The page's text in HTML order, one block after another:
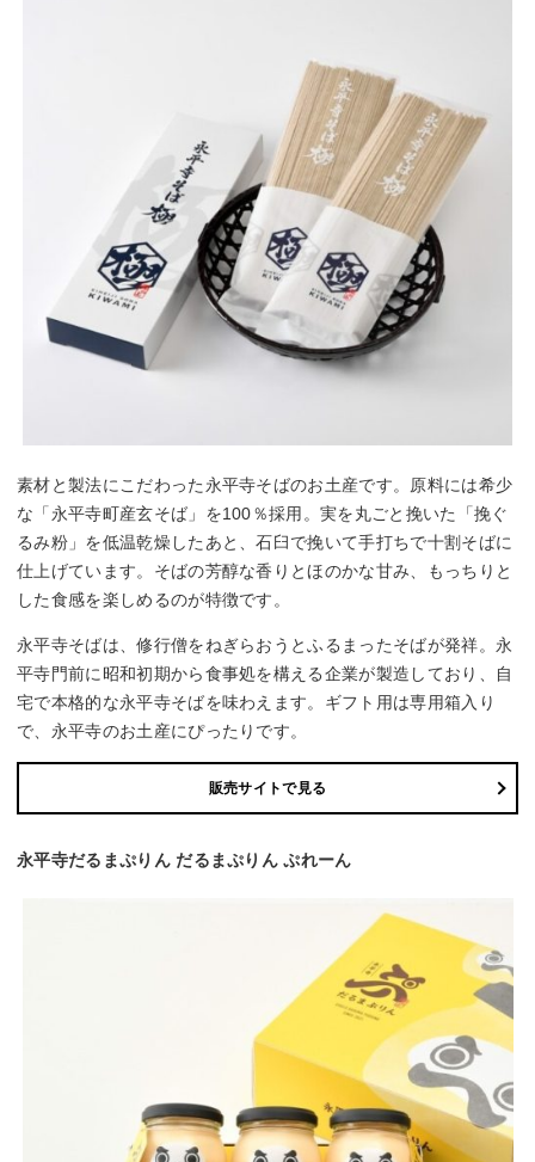
素材と製法にこだわった永平寺そばのお土産です。原料には希少
な「永平寺町産玄そば」を100％採用。実を丸ごと挽いた「挽ぐ
るみ粉」を低温乾燥したあと、石臼で挽いて手打ちで十割そばに
仕上げています。そばの芳醇な香りとほのかな甘み、もっちりと
した食感を楽しめるのが特徴です。
永平寺そばは、修行僧をねぎらおうとふるまったそばが発祥。永
平寺門前に昭和初期から食事処を構える企業が製造しており、自
宅で本格的な永平寺そばを味わえます。ギフト用は専用箱入り
で、永平寺のお土産にぴったりです。
販売サイトで見る
永平寺だるまぷりん だるまぷりん ぷれーん